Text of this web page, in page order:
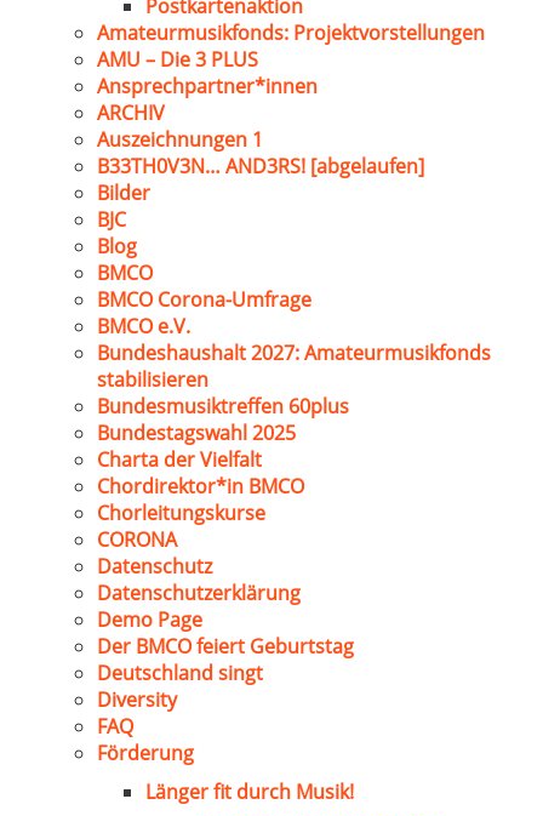
Postkartenaktion
Amateurmusikfonds: Projektvorstellungen
AMU – Die 3 PLUS
Ansprechpartner*innen
ARCHIV
Auszeichnungen 1
B33TH0V3N… AND3RS! [abgelaufen]
Bilder
BJC
Blog
BMCO
BMCO Corona-Umfrage
BMCO e.V.
Bundeshaushalt 2027: Amateurmusikfonds
stabilisieren
Bundesmusiktreffen 60plus
Bundestagswahl 2025
Charta der Vielfalt
Chordirektor*in BMCO
Chorleitungskurse
CORONA
Datenschutz
Datenschutzerklärung
Demo Page
Der BMCO feiert Geburtstag
Deutschland singt
Diversity
FAQ
Förderung
Länger fit durch Musik!